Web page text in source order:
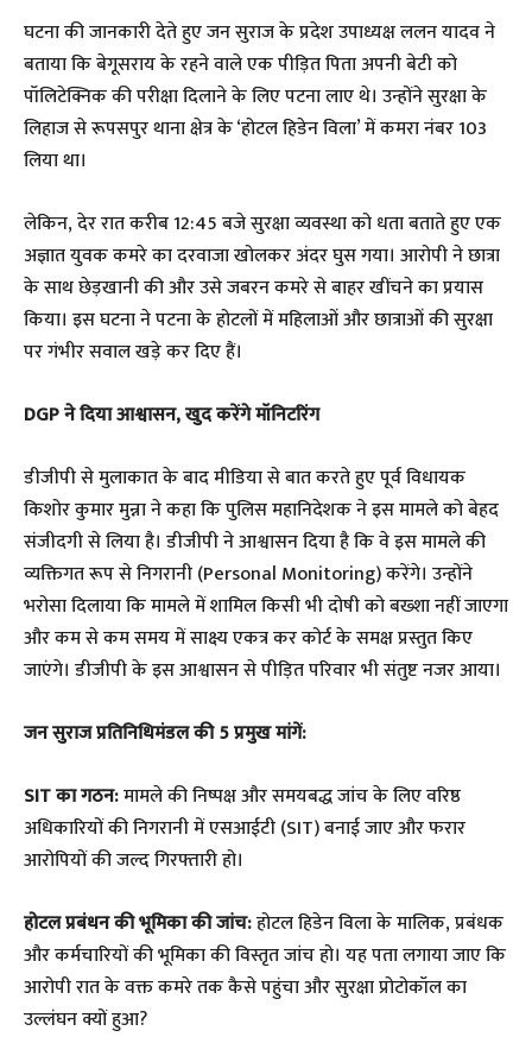
​घटना की जानकारी देते हुए जन सुराज के प्रदेश उपाध्यक्ष ललन यादव ने
बताया कि बेगूसराय के रहने वाले एक पीड़ित पिता अपनी बेटी को
पॉलिटेक्निक की परीक्षा दिलाने के लिए पटना लाए थे। उन्होंने सुरक्षा के
लिहाज से रूपसपुर थाना क्षेत्र के ‘होटल हिडेन विला’ में कमरा नंबर 103
लिया था।
​लेकिन, देर रात करीब 12:45 बजे सुरक्षा व्यवस्था को धता बताते हुए एक
अज्ञात युवक कमरे का दरवाजा खोलकर अंदर घुस गया। आरोपी ने छात्रा
के साथ छेड़खानी की और उसे जबरन कमरे से बाहर खींचने का प्रयास
किया। इस घटना ने पटना के होटलों में महिलाओं और छात्राओं की सुरक्षा
पर गंभीर सवाल खड़े कर दिए हैं।
DGP ने दिया आश्वासन, खुद करेंगे मॉनिटरिंग
​डीजीपी से मुलाकात के बाद मीडिया से बात करते हुए पूर्व विधायक
किशोर कुमार मुन्ना ने कहा कि पुलिस महानिदेशक ने इस मामले को बेहद
संजीदगी से लिया है। डीजीपी ने आश्वासन दिया है कि वे इस मामले की
व्यक्तिगत रूप से निगरानी (Personal Monitoring) करेंगे। उन्होंने
भरोसा दिलाया कि मामले में शामिल किसी भी दोषी को बख्शा नहीं जाएगा
और कम से कम समय में साक्ष्य एकत्र कर कोर्ट के समक्ष प्रस्तुत किए
जाएंगे। डीजीपी के इस आश्वासन से पीड़ित परिवार भी संतुष्ट नजर आया।
जन सुराज प्रतिनिधिमंडल की 5 प्रमुख मांगें:
SIT का गठन:मामले की निष्पक्ष और समयबद्ध जांच के लिए वरिष्ठ
अधिकारियों की निगरानी में एसआईटी (SIT) बनाई जाए और फरार
आरोपियों की जल्द गिरफ्तारी हो।
होटल प्रबंधन की भूमिका की जांच:होटल हिडेन विला के मालिक, प्रबंधक
और कर्मचारियों की भूमिका की विस्तृत जांच हो। यह पता लगाया जाए कि
आरोपी रात के वक्त कमरे तक कैसे पहुंचा और सुरक्षा प्रोटोकॉल का
उल्लंघन क्यों हुआ?